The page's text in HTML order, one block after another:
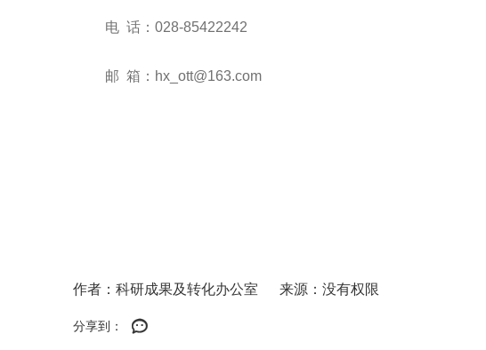
电 话： 028-85422242
邮 箱： hx_ott@163.com
作者：科研成果及转化办公室 来源：没有权限
分享到：